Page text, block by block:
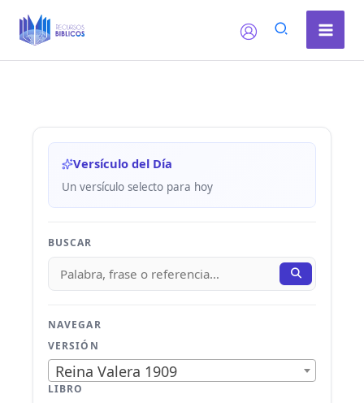
Versículo del Día
Un versículo selecto para hoy
BUSCAR
NAVEGAR
VERSIÓN
Reina Valera 1909
LIBRO